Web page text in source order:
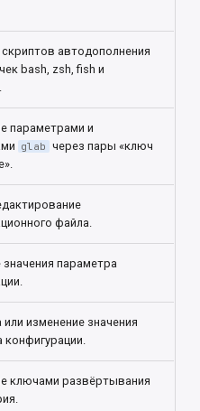
скриптов автодополнения
bash, zsh, fish и
параметрами и
glab через пары «ключ
файла.
значения параметра
или изменение значения
конфигурации.
ключами развёртывания